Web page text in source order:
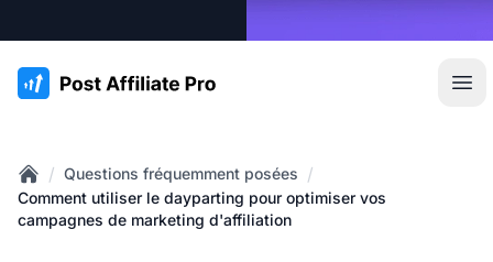
:site.title
Home
/ Questions fréquemment posées /
Comment utiliser le dayparting pour optimiser vos
campagnes de marketing d'affiliation